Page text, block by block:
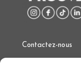
Contactez-nous